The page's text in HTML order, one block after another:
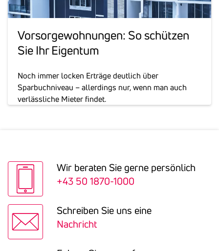
Vorsor­ge­woh­nungen: So schützen
Sie Ihr Eigentum
Noch immer locken Erträge deutlich über
Sparbuchniveau – allerdings nur, wenn man auch
verlässliche Mieter findet.
Wir beraten Sie gerne persön­lich
+43 50 1870-1000
Schreiben Sie uns eine
Nachricht